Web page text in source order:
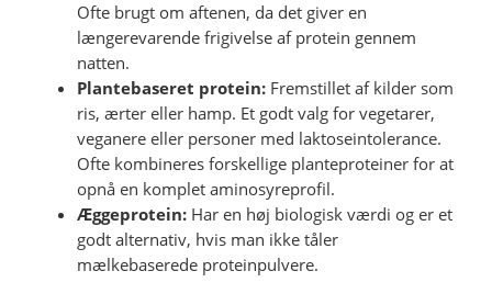
Ofte brugt om aftenen, da det giver en
længerevarende frigivelse af protein gennem
natten.
Plantebaseret protein: Fremstillet af kilder som
ris, ærter eller hamp. Et godt valg for vegetarer,
veganere eller personer med laktoseintolerance.
Ofte kombineres forskellige planteproteiner for at
opnå en komplet aminosyreprofil.
Æggeprotein: Har en høj biologisk værdi og er et
godt alternativ, hvis man ikke tåler
mælkebaserede proteinpulvere.